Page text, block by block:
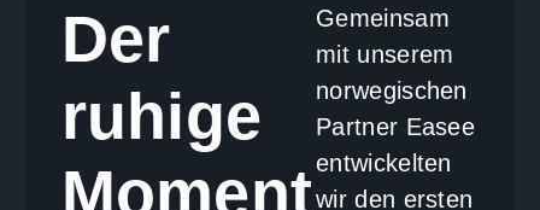
Der
ruhige
Moment
Gemeinsam
mit unserem
norwegischen
Partner Easee
entwickelten
wir den ersten